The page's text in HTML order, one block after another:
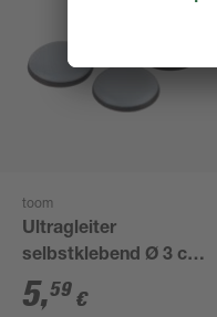
toom
Ultragleiter
selbstklebend Ø 3 cm
grau 4 Stück
5,59 €